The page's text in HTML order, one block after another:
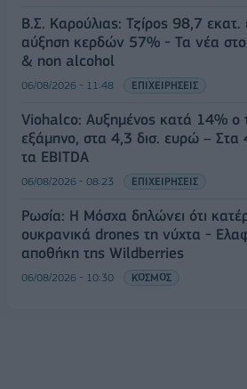
Β.Σ. Καρούλιας: Τζίρος 98,7 εκατ.
αύξηση κερδών 57% - Τα νέα
& non alcohol
06/08/2026 - 11:48 ΕΠΙΧΕΙΡΗΣΕΙΣ
Viohalco: Αυξημένος κατά 14% ο
εξάμηνο, στα 4,3 δισ. ευρώ –
τα EBITDA
06/08/2026 - 08:23 ΕΠΙΧΕΙΡΗΣΕΙΣ
Ρωσία: Η Μόσχα δηλώνει ότι
ουκρανικά drones τη νύχτα -
αποθήκη της Wildberries
06/08/2026 - 10:30 ΚΟΣΜΟΣ